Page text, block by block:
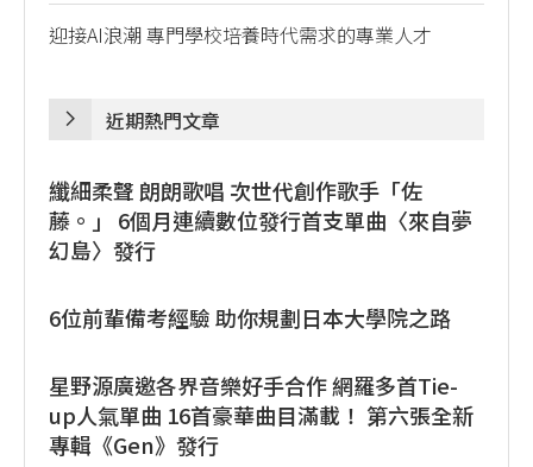
迎接AI浪潮 專門學校培養時代需求的專業人才
近期熱門文章
纖細柔聲 朗朗歌唱 次世代創作歌手「佐
藤。」 6個月連續數位發行首支單曲〈來自夢
幻島〉發行
6位前輩備考經驗 助你規劃日本大學院之路
星野源廣邀各界音樂好手合作 網羅多首Tie-
up人氣單曲 16首豪華曲目滿載！ 第六張全新
專輯《Gen》發行